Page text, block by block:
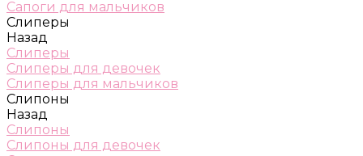
Сапоги для мальчиков
Слиперы
Назад
Слиперы
Слиперы для девочек
Слиперы для мальчиков
Слипоны
Назад
Слипоны
Слипоны для девочек